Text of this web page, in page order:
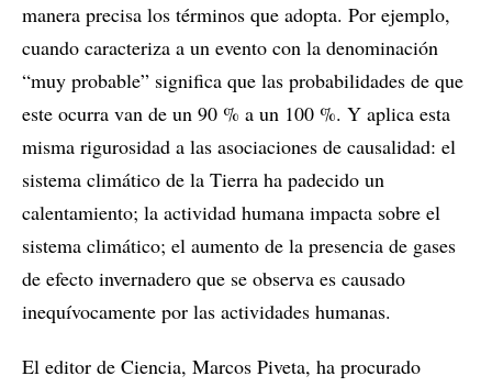
manera precisa los términos que adopta. Por ejemplo,
cuando caracteriza a un evento con la denominación
“muy probable” significa que las probabilidades de que
este ocurra van de un 90 % a un 100 %. Y aplica esta
misma rigurosidad a las asociaciones de causalidad: el
sistema climático de la Tierra ha padecido un
calentamiento; la actividad humana impacta sobre el
sistema climático; el aumento de la presencia de gases
de efecto invernadero que se observa es causado
inequívocamente por las actividades humanas.
El editor de Ciencia, Marcos Piveta, ha procurado